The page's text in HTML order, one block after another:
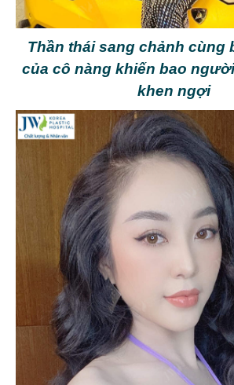
Thần thái sang chảnh cùng
của cô nàng khiến bao
khen ngợi